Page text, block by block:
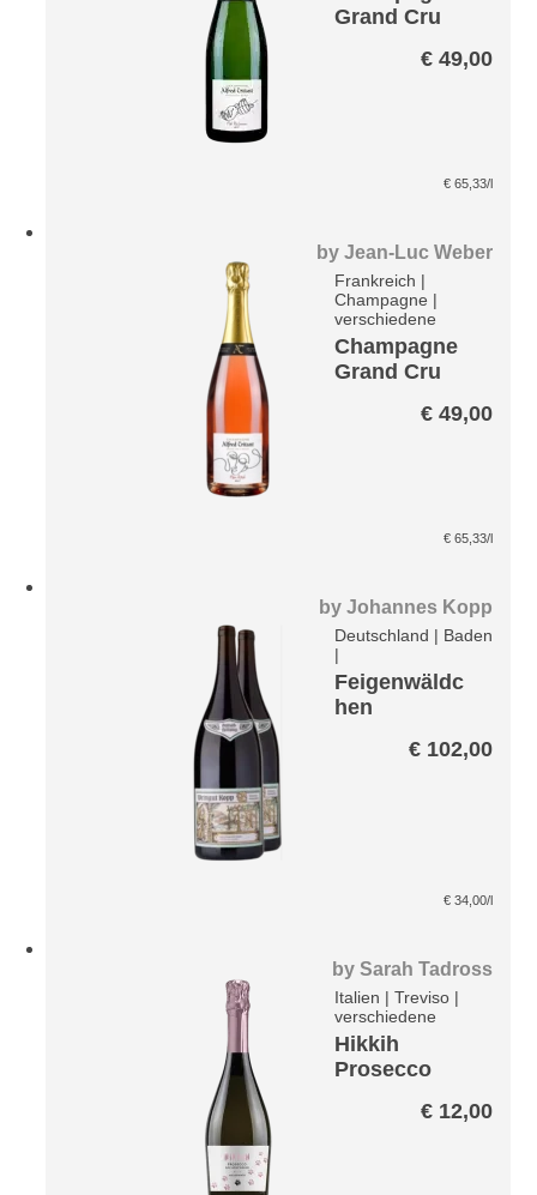
Grand Cru
Racines Brut
€ 49,00
€ 65,33/l
byJean-Luc Weber
Frankreich |
Champagne |
verschiedene
Champagne
Grand Cru
€ 49,00
€ 65,33/l
byJohannes Kopp
Deutschland | Baden
|
Feigenwäldc
hen
er Magnum
€ 102,00
€ 34,00/l
bySarah Tadross
Italien |Treviso |
verschiedene
Hikkih
Prosecco
Treviso Brut
€ 12,00